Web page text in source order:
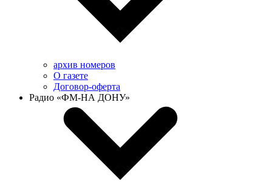
архив номеров
О газете
Договор-оферта
Радио «ФМ-НА ДОНУ»